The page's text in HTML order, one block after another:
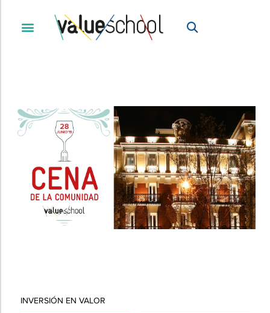
INVERSIÓN EN VALOR